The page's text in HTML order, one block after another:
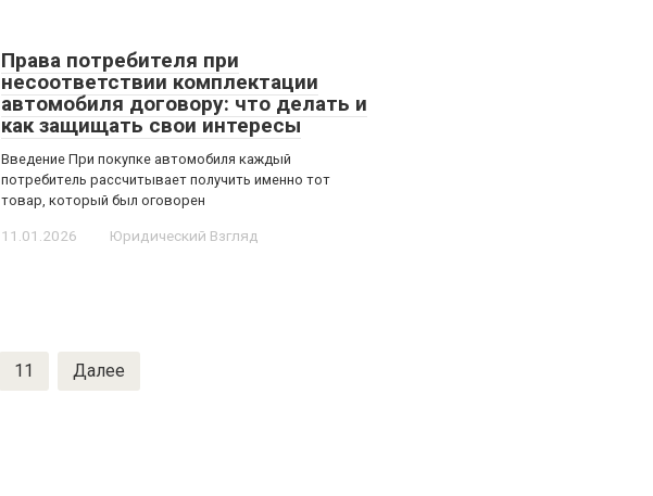
Права потребителя при
несоответствии комплектации
автомобиля договору: что делать и
как защищать свои интересы
Введение При покупке автомобиля каждый
потребитель рассчитывает получить именно тот
товар, который был оговорен
11.01.2026 Юридический Взгляд
11 Далее